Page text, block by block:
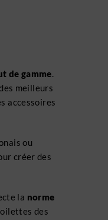
de gamme.
meilleurs
accessoires
ou
créer des
la norme
des